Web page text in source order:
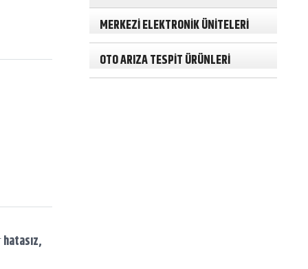
hatasız,
MERKEZİ ELEKTRONİK ÜNİTELERİ
OTO ARIZA TESPİT ÜRÜNLERİ